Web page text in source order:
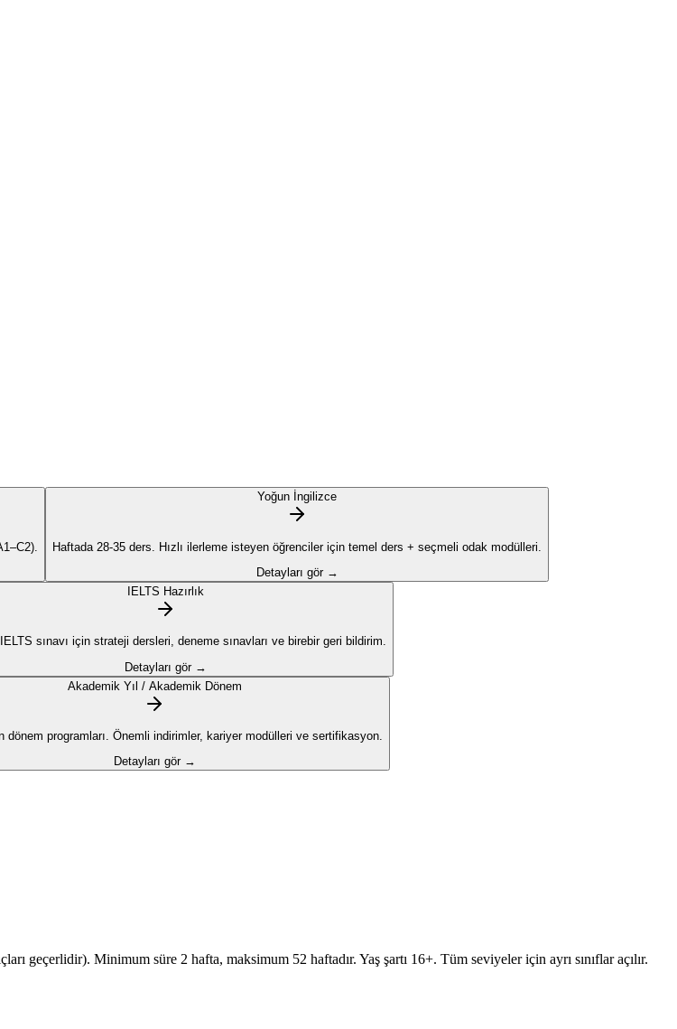
Yoğun İngilizce
Haftada 28-35 ders. Hızlı ilerleme isteyen öğrenciler için temel ders + seçmeli odak modülleri.
Detayları gör →
IELTS Hazırlık
sınavı için strateji dersleri, deneme sınavları ve birebir geri bildirim.
Detayları gör →
Akademik Yıl / Akademik Dönem
dönem programları. Önemli indirimler, kariyer modülleri ve sertifikasyon.
Detayları gör →
geçerlidir). Minimum süre 2 hafta, maksimum 52 haftadır. Yaş şartı 16+. Tüm seviyeler için ayrı sınıflar açılır.